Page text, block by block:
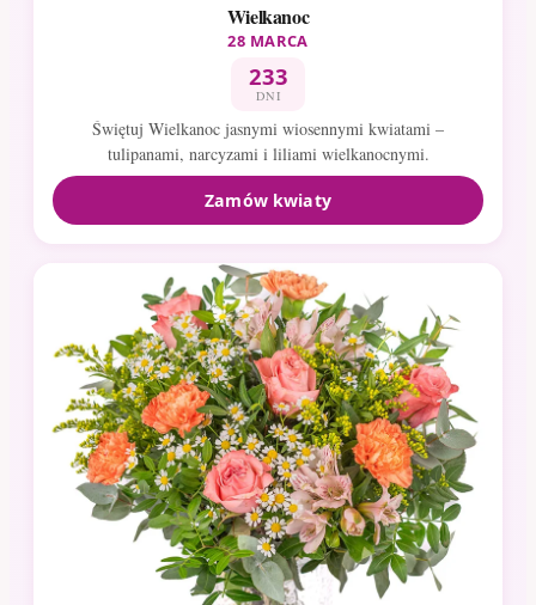
Wielkanoc
28 MARCA
233
DNI
Świętuj Wielkanoc jasnymi wiosennymi kwiatami –
tulipanami, narcyzami i liliami wielkanocnymi.
Zamów kwiaty